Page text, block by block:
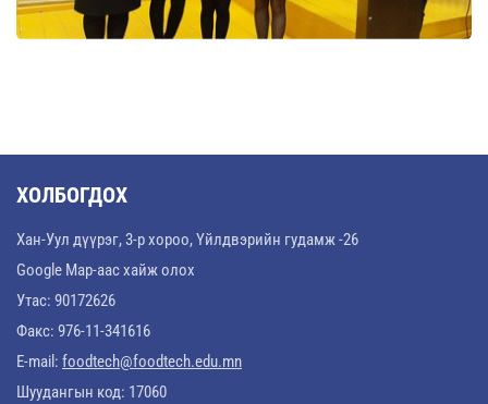
ХОЛБОГДОХ
Хан-Уул дүүрэг, 3-р хороо, Үйлдвэрийн гудамж -26
Google Map-аас хайж олох
Утас: 90172626
Факс: 976-11-341616
E-mail: foodtech@foodtech.edu.mn
Шуудангын код: 17060